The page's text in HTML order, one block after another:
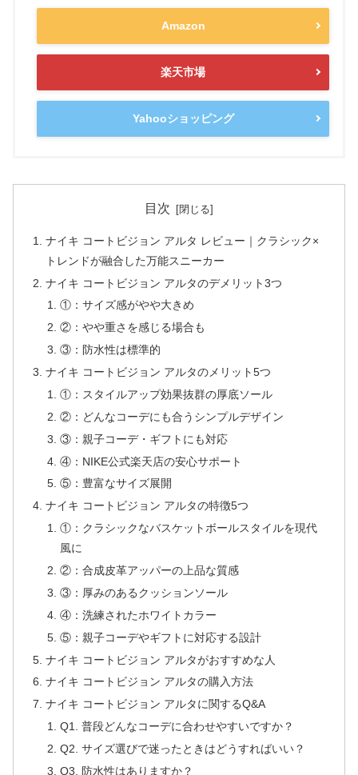
Amazon
楽天市場
Yahooショッピング
目次
ナイキ コートビジョン アルタ レビュー｜クラシック×
トレンドが融合した万能スニーカー
ナイキ コートビジョン アルタのデメリット3つ
①：サイズ感がやや大きめ
②：やや重さを感じる場合も
③：防水性は標準的
ナイキ コートビジョン アルタのメリット5つ
①：スタイルアップ効果抜群の厚底ソール
②：どんなコーデにも合うシンプルデザイン
③：親子コーデ・ギフトにも対応
④：NIKE公式楽天店の安心サポート
⑤：豊富なサイズ展開
ナイキ コートビジョン アルタの特徴5つ
①：クラシックなバスケットボールスタイルを現代
風に
②：合成皮革アッパーの上品な質感
③：厚みのあるクッションソール
④：洗練されたホワイトカラー
⑤：親子コーデやギフトに対応する設計
ナイキ コートビジョン アルタがおすすめな人
ナイキ コートビジョン アルタの購入方法
ナイキ コートビジョン アルタに関するQ&A
Q1. 普段どんなコーデに合わせやすいですか？
Q2. サイズ選びで迷ったときはどうすればいい？
Q3. 防水性はありますか？